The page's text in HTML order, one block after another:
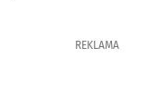
REKLAMA